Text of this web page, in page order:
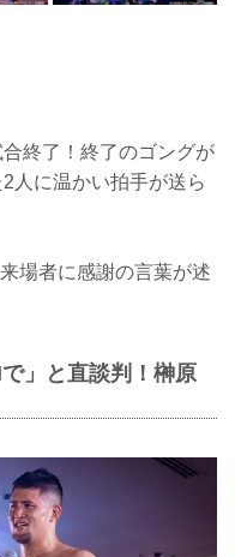
終了！終了のゴングが
人に温かい拍手が送ら
場者に感謝の言葉が述
」と直談判！榊原